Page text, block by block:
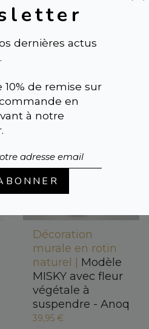
dernières actus
10% de remise sur
en
à notre
Gris/vert
Décoration
murale en rotin
naturel | Modèle
MISKY avec fleur
végétale à
suspendre - Anoq
39,95 €